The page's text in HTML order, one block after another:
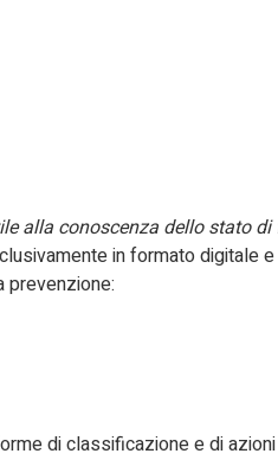
alla conoscenza dello stato
in formato digitale
prevenzione:
di classificazione e di